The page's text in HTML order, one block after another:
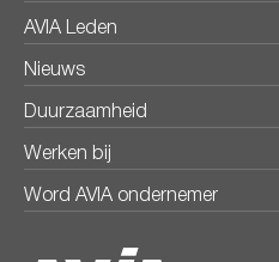
AVIA Leden
Nieuws
Duurzaamheid
Werken bij
Word AVIA ondernemer